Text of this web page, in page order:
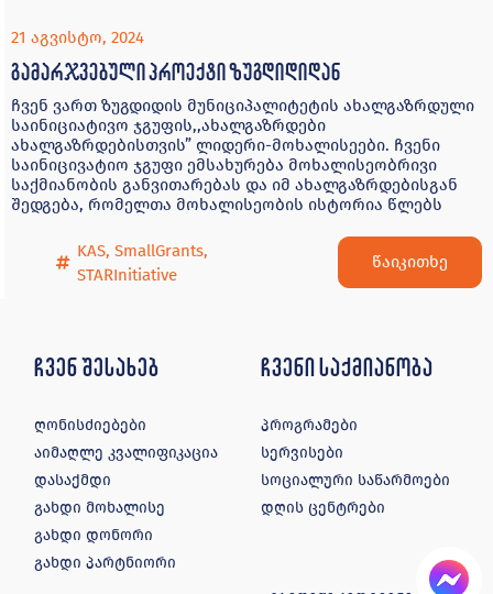
21 აგვისტო, 2024
გამარჯვებული პროექტი ზუგდიდიდან
ჩვენ ვართ ზუგდიდის მუნიციპალიტეტის ახალგაზრდული
საინიციატივო ჯგუფის,,ახალგაზრდები
ახალგაზრდებისთვის” ლიდერი-მოხალისეები. ჩვენი
საინიცივატიო ჯგუფი ემსახურება მოხალისეობრივი
საქმიანობის განვითარებას და იმ ახალგაზრდებისგან
შედგება, რომელთა მოხალისეობის ისტორია წლებს
KAS, SmallGrants,
STARInitiative
წაიკითხე
ჩვენ შესახებ
ღონისძიებები
აიმაღლე კვალიფიკაცია
დასაქმდი
გახდი მოხალისე
გახდი დონორი
გახდი პარტნიორი
ჩვენი საქმიანობა
პროგრამები
სერვისები
სოციალური საწარმოები
დღის ცენტრები